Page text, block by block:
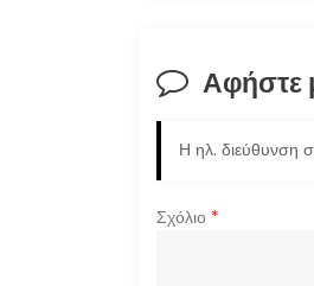
γ
σ
Αφήστε
Η ηλ. διεύθυνση
Σχόλιο *